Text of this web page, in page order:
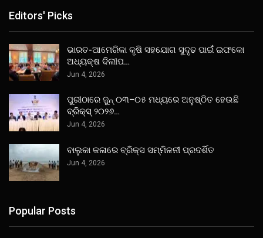
Editors' Picks
ଭାରତ-ଆମେରିକା କୃଷି ସହଯୋଗ ସୁଦୃଢ ପାଇଁ ଇଫକୋ
ଅଧ୍ୟକ୍ଷ ଦିଲୀପ…
Jun 4, 2026
ପୁରୀଠାରେ ଜୁନ୍ ୦୩–୦୫ ମଧ୍ୟରେ ଅନୁଷ୍ଠିତ ହେଉଛି
ବ୍ରିକ୍ସ୍ ୨୦୨୬…
Jun 4, 2026
ବାଲୁକା କଳାରେ ବ୍ରିକ୍ସ ସମ୍ମିଳନୀ ପ୍ରଦର୍ଶିତ
Jun 4, 2026
Popular Posts